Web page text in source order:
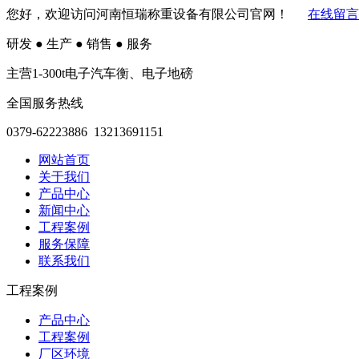
您好，欢迎访问河南恒瑞称重设备有限公司官网！ 在线留言
研发 ● 生产 ● 销售 ● 服务
主营1-300t电子汽车衡、电子地磅
全国服务热线
0379-62223886 13213691151
网站首页
关于我们
产品中心
新闻中心
工程案例
服务保障
联系我们
工程案例
产品中心
工程案例
厂区环境